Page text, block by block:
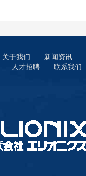
关于我们 新闻资讯
人才招聘 联系我们